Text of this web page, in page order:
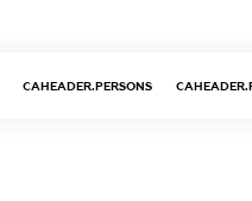
CAHEADER.PERSONS